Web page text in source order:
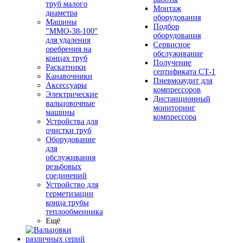
труб малого
диаметра
Машины
"ММО-38-100"
для удаления
оребрения на
концах труб
Раскатники
Канавочники
Аксессуары
Электрические
вальцовочные
машины
Устройства для
очистки труб
Оборудование
для
обслуживания
резьбовых
соединений
Устройство для
герметизации
конца трубы
теплообменника
Ещё
Монтаж
оборудования
Подбор
оборудования
Сервисное
обслуживание
Получение
сертификата СТ-1
Пневмоаудит для
компрессоров
Дистанционный
мониторинг
компрессора